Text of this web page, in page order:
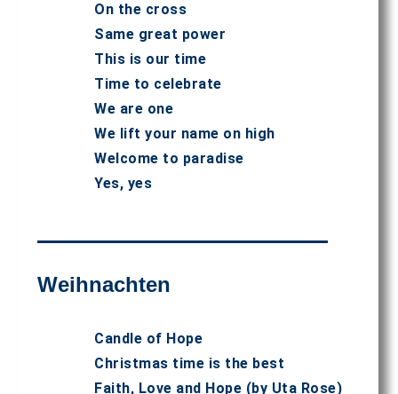
On the cross
Same great power
This is our time
Time to celebrate
We are one
We lift your name on high
Welcome to paradise
Yes, yes
Weihnachten
Candle of Hope
Christmas time is the best
Faith, Love and Hope (by Uta Rose)